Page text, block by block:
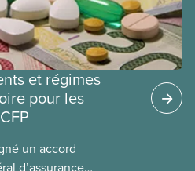
et régimes
pour les
un accord
d’assurance